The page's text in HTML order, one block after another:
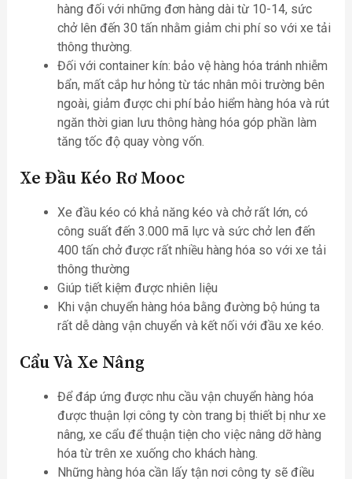
hàng đối với những đơn hàng dài từ 10-14, sức
chở lên đến 30 tấn nhằm giảm chi phí so với xe tải
thông thường.
Đối với container kín: bảo vệ hàng hóa tránh nhiễm
bẩn, mất cắp hư hỏng từ tác nhân môi trường bên
ngoài, giảm được chi phí bảo hiểm hàng hóa và rút
ngăn thời gian lưu thông hàng hóa góp phần làm
tăng tốc độ quay vòng vốn.
Xe Đầu Kéo Rơ Mooc
Xe đầu kéo có khả năng kéo và chở rất lớn, có
công suất đến 3.000 mã lực và sức chở len đến
400 tấn chở được rất nhiều hàng hóa so với xe tải
thông thường
Giúp tiết kiệm được nhiên liệu
Khi vận chuyển hàng hóa bằng đường bộ húng ta
rất dễ dàng vận chuyển và kết nối với đầu xe kéo.
Cẩu Và Xe Nâng
Để đáp ứng được nhu cầu vận chuyển hàng hóa
được thuận lợi công ty còn trang bị thiết bị như xe
nâng, xe cẩu để thuận tiện cho việc nâng dỡ hàng
hóa từ trên xe xuống cho khách hàng.
Những hàng hóa cần lấy tận nơi công ty sẽ điều